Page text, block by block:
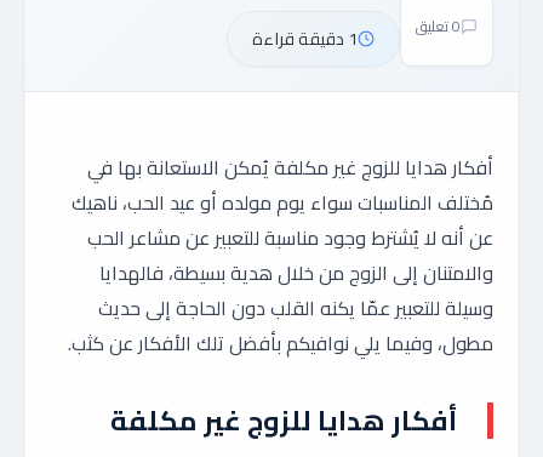
0 تعليق 1 دقيقة قراءة
أفكار هدايا للزوج غير مكلفة يُمكن الاستعانة بها في
مُختلف المناسبات سواء يوم مولده أو عيد الحب، ناهيك
عن أنه لا يُشترط وجود مناسبة للتعبير عن مشاعر الحب
والامتنان إلى الزوج من خلال هدية بسيطة، فالهدايا
وسيلة للتعبير عمّا يكنه القلب دون الحاجة إلى حديث
مطول، وفيما يلي نوافيكم بأفضل تلك الأفكار عن كثب.
أفكار هدايا للزوج غير مكلفة